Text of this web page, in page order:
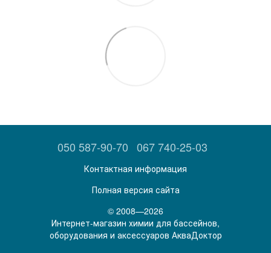
050 587-90-70 067 740-25-03
Контактная информация
Полная версия сайта
© 2008—2026
Интернет-магазин химии для бассейнов,
оборудования и аксессуаров АкваДоктор